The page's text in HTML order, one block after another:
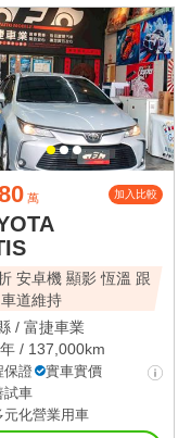
萬 加入比較
安卓機 顯影 恆溫 跟
道維持
/ 富捷車業
/ 137,000km
保證
實車實價
試車
元化營業用車